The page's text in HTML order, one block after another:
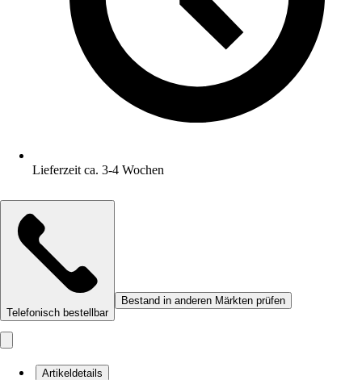
Lieferzeit ca. 3-4 Wochen
Telefonisch bestellbar
Bestand in anderen Märkten prüfen
Artikeldetails